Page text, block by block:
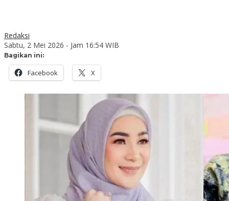
Redaksi
Sabtu, 2 Mei 2026 - Jam 16:54 WIB
Bagikan ini:
Facebook X